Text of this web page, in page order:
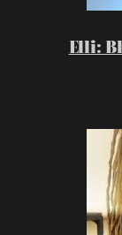
Elli: